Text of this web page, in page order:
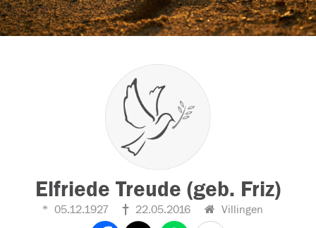
Elfriede Treude (geb. Friz)
05.12.1927 22.05.2016 Villingen